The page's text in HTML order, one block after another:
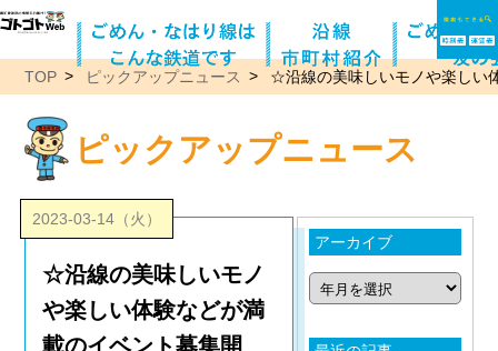
TOP ピックアップニュース ☆沿線の美味しいモノや楽しい
ピックアップニュース
2023-03-14（火）
☆沿線の美味しいモノ
や楽しい体験などが満
載のイベント募集開
アーカイブ